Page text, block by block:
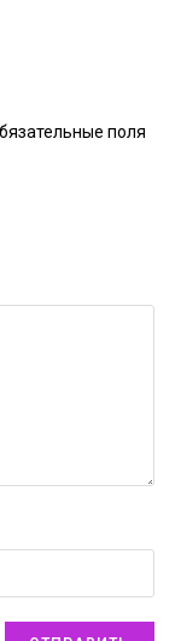
поля